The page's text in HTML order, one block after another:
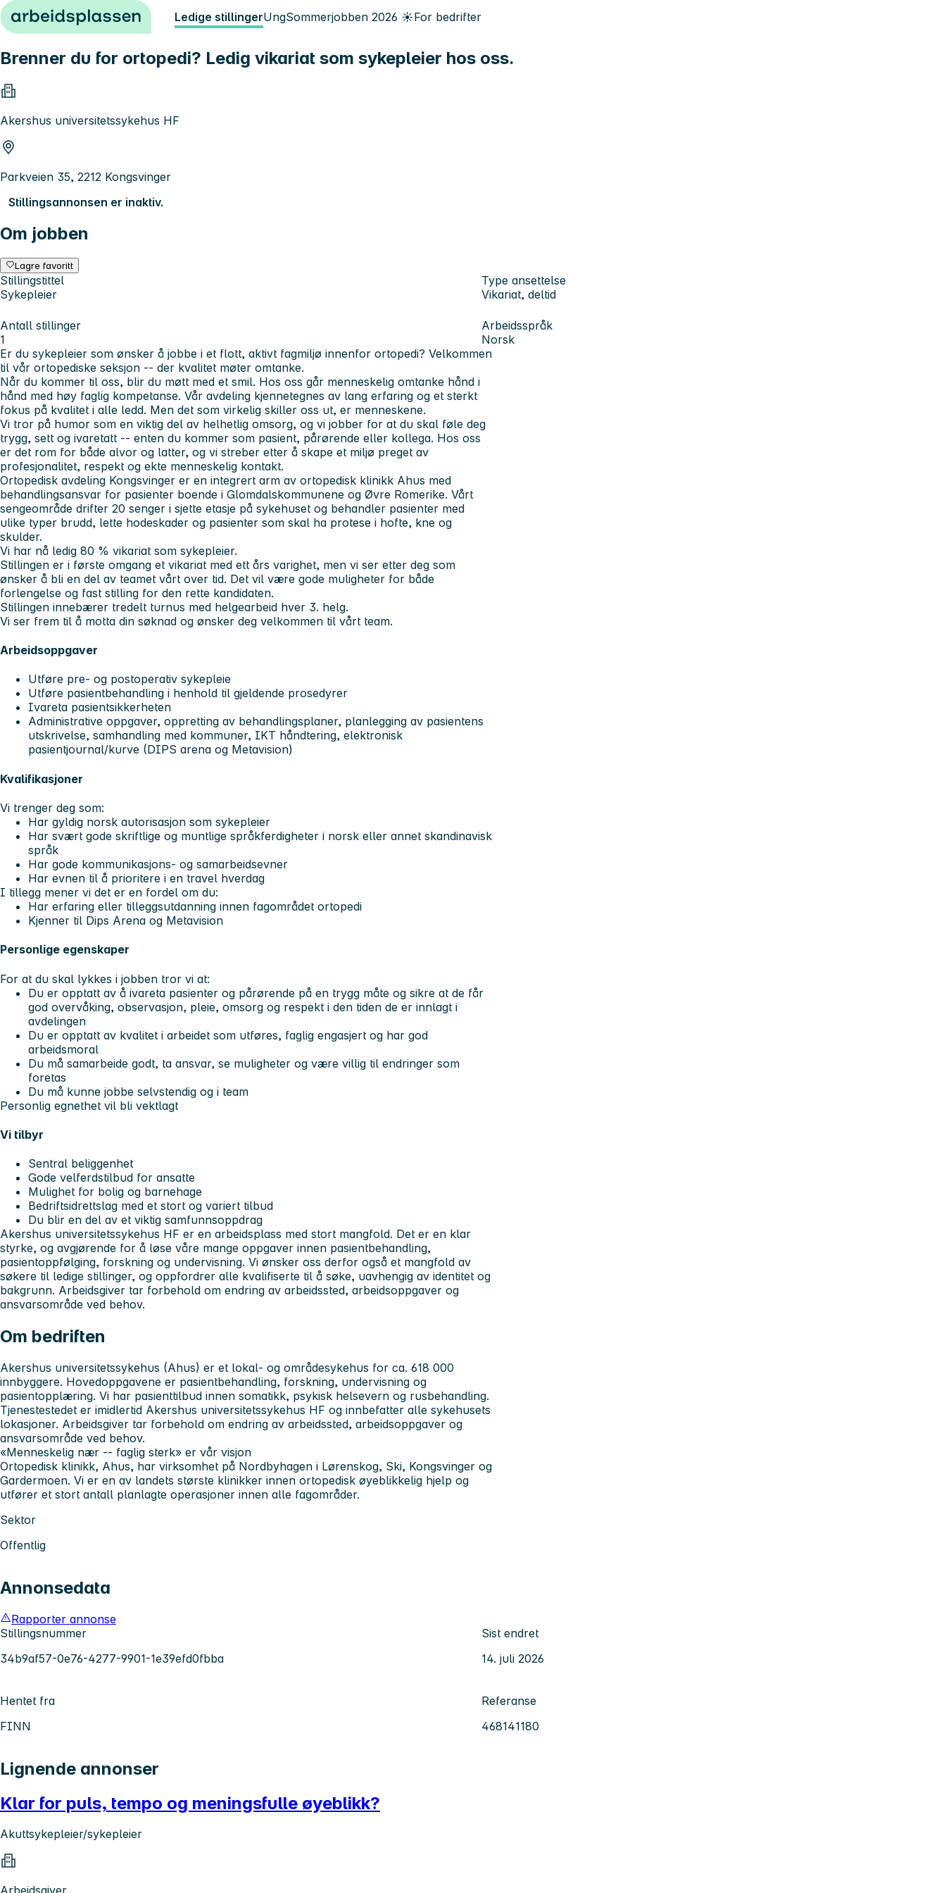
Hopp til innhold Ledige stillingerUngSommerjobben 2026 ☀️For bedrifter
Brenner du for ortopedi? Ledig vikariat som sykepleier hos oss.
Akershus universitetssykehus HF
Parkveien 35, 2212 Kongsvinger
Stillingsannonsen er inaktiv.
Om jobben
Lagre favoritt
Stillingstittel
Sykepleier
Type ansettelse
Vikariat, deltid
Antall stillinger
1
Arbeidsspråk
Norsk
Er du sykepleier som ønsker å jobbe i et flott, aktivt fagmiljø innenfor ortopedi? Velkommen
til vår ortopediske seksjon -- der kvalitet møter omtanke.
Når du kommer til oss, blir du møtt med et smil. Hos oss går menneskelig omtanke hånd i
hånd med høy faglig kompetanse. Vår avdeling kjennetegnes av lang erfaring og et sterkt
fokus på kvalitet i alle ledd. Men det som virkelig skiller oss ut, er menneskene.
Vi tror på humor som en viktig del av helhetlig omsorg, og vi jobber for at du skal føle deg
trygg, sett og ivaretatt -- enten du kommer som pasient, pårørende eller kollega. Hos oss
er det rom for både alvor og latter, og vi streber etter å skape et miljø preget av
profesjonalitet, respekt og ekte menneskelig kontakt.
Ortopedisk avdeling Kongsvinger er en integrert arm av ortopedisk klinikk Ahus med
behandlingsansvar for pasienter boende i Glomdalskommunene og Øvre Romerike. Vårt
sengeområde drifter 20 senger i sjette etasje på sykehuset og behandler pasienter med
ulike typer brudd, lette hodeskader og pasienter som skal ha protese i hofte, kne og
skulder.
Vi har nå ledig 80 % vikariat som sykepleier.
Stillingen er i første omgang et vikariat med ett års varighet, men vi ser etter deg som
ønsker å bli en del av teamet vårt over tid. Det vil være gode muligheter for både
forlengelse og fast stilling for den rette kandidaten.
Stillingen innebærer tredelt turnus med helgearbeid hver 3. helg.
Vi ser frem til å motta din søknad og ønsker deg velkommen til vårt team.
Arbeidsoppgaver
Utføre pre- og postoperativ sykepleie
Utføre pasientbehandling i henhold til gjeldende prosedyrer
Ivareta pasientsikkerheten
Administrative oppgaver, oppretting av behandlingsplaner, planlegging av pasientens
utskrivelse, samhandling med kommuner, IKT håndtering, elektronisk
pasientjournal/kurve (DIPS arena og Metavision)
Kvalifikasjoner
Vi trenger deg som:
Har gyldig norsk autorisasjon som sykepleier
Har svært gode skriftlige og muntlige språkferdigheter i norsk eller annet skandinavisk
språk
Har gode kommunikasjons- og samarbeidsevner
Har evnen til å prioritere i en travel hverdag
I tillegg mener vi det er en fordel om du:
Har erfaring eller tilleggsutdanning innen fagområdet ortopedi
Kjenner til Dips Arena og Metavision
Personlige egenskaper
For at du skal lykkes i jobben tror vi at:
Du er opptatt av å ivareta pasienter og pårørende på en trygg måte og sikre at de får
god overvåking, observasjon, pleie, omsorg og respekt i den tiden de er innlagt i
avdelingen
Du er opptatt av kvalitet i arbeidet som utføres, faglig engasjert og har god
arbeidsmoral
Du må samarbeide godt, ta ansvar, se muligheter og være villig til endringer som
foretas
Du må kunne jobbe selvstendig og i team
Personlig egnethet vil bli vektlagt
Vi tilbyr
Sentral beliggenhet
Gode velferdstilbud for ansatte
Mulighet for bolig og barnehage
Bedriftsidrettslag med et stort og variert tilbud
Du blir en del av et viktig samfunnsoppdrag
Akershus universitetssykehus HF er en arbeidsplass med stort mangfold. Det er en klar
styrke, og avgjørende for å løse våre mange oppgaver innen pasientbehandling,
pasientoppfølging, forskning og undervisning. Vi ønsker oss derfor også et mangfold av
søkere til ledige stillinger, og oppfordrer alle kvalifiserte til å søke, uavhengig av identitet og
bakgrunn. Arbeidsgiver tar forbehold om endring av arbeidssted, arbeidsoppgaver og
ansvarsområde ved behov.
Om bedriften
Akershus universitetssykehus (Ahus) er et lokal- og områdesykehus for ca. 618 000
innbyggere. Hovedoppgavene er pasientbehandling, forskning, undervisning og
pasientopplæring. Vi har pasienttilbud innen somatikk, psykisk helsevern og rusbehandling.
Tjenestestedet er imidlertid Akershus universitetssykehus HF og innbefatter alle sykehusets
lokasjoner. Arbeidsgiver tar forbehold om endring av arbeidssted, arbeidsoppgaver og
ansvarsområde ved behov.
«Menneskelig nær -- faglig sterk» er vår visjon
Ortopedisk klinikk, Ahus, har virksomhet på Nordbyhagen i Lørenskog, Ski, Kongsvinger og
Gardermoen. Vi er en av landets største klinikker innen ortopedisk øyeblikkelig hjelp og
utfører et stort antall planlagte operasjoner innen alle fagområder.
Sektor
Offentlig
Annonsedata
Rapporter annonse
Stillingsnummer
34b9af57-0e76-4277-9901-1e39efd0fbba
Sist endret
14. juli 2026
Hentet fra
FINN
Referanse
468141180
Lignende annonser
Klar for puls, tempo og meningsfulle øyeblikk?
Akuttsykepleier/sykepleier